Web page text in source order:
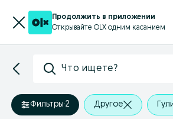
Продолжить в приложении
Открывайте OLX одним касанием
Что ищете?
Фильтры·2 Другое